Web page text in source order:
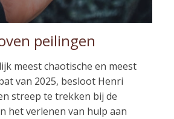
peilingen
meest chaotische en meest
van 2025, besloot Henri
streep te trekken bij de
het verlenen van hulp aan